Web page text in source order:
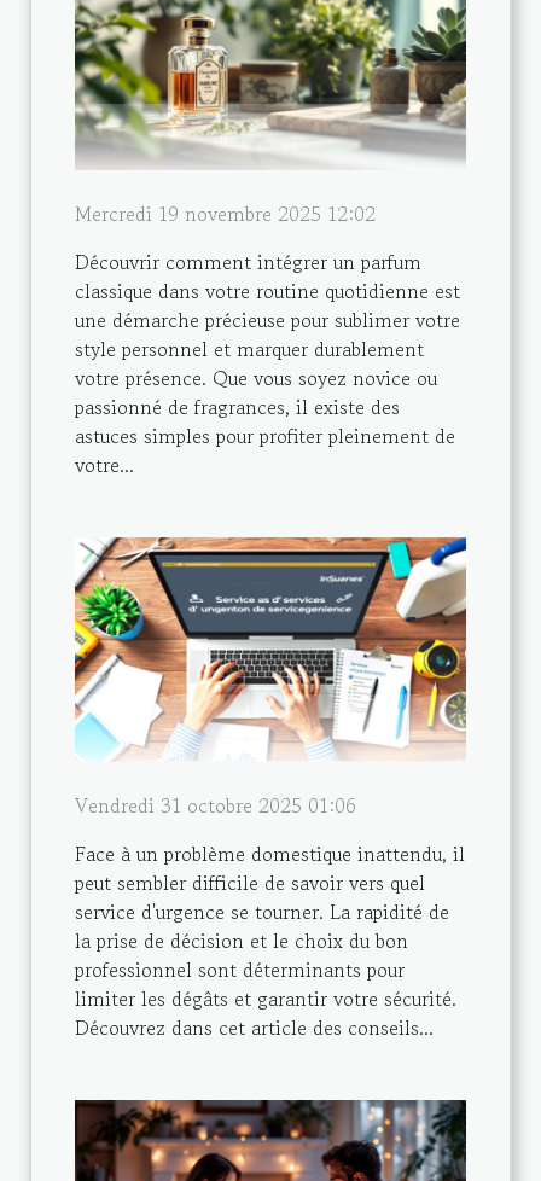
Mercredi 19 novembre 2025 12:02
Découvrir comment intégrer un parfum
classique dans votre routine quotidienne est
une démarche précieuse pour sublimer votre
style personnel et marquer durablement
votre présence. Que vous soyez novice ou
passionné de fragrances, il existe des
astuces simples pour profiter pleinement de
votre...
Vendredi 31 octobre 2025 01:06
Face à un problème domestique inattendu, il
peut sembler difficile de savoir vers quel
service d'urgence se tourner. La rapidité de
la prise de décision et le choix du bon
professionnel sont déterminants pour
limiter les dégâts et garantir votre sécurité.
Découvrez dans cet article des conseils...